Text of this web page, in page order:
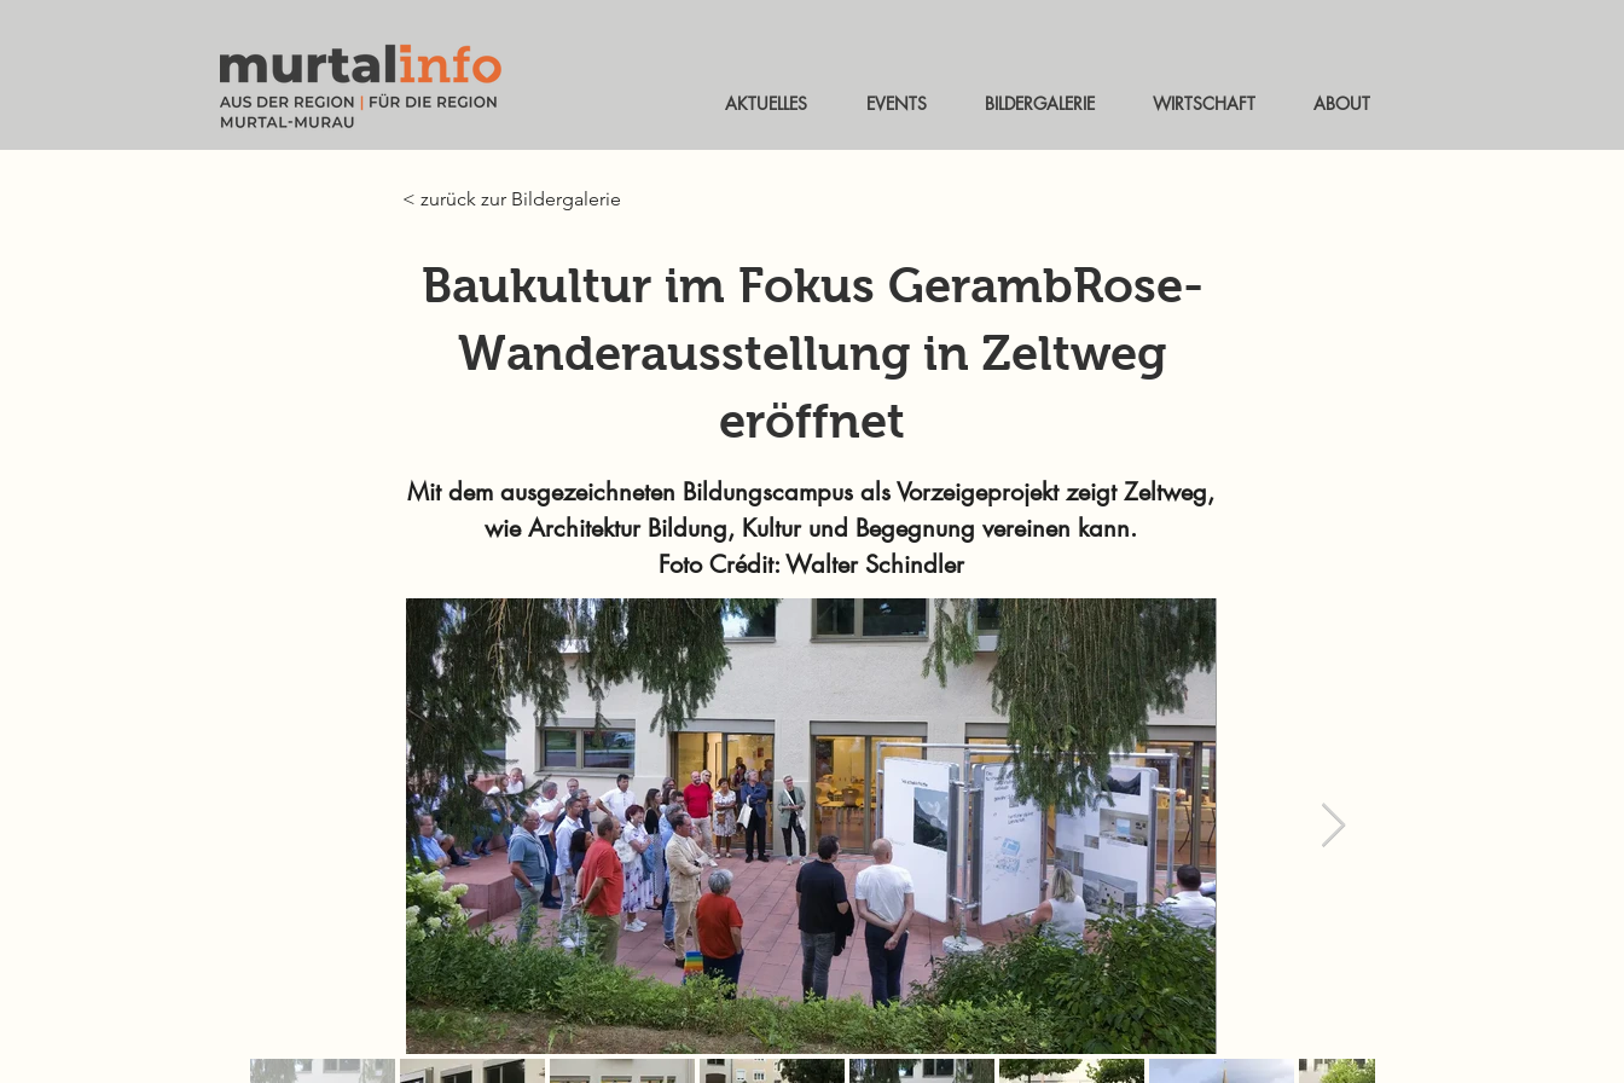
AKTUELLES EVENTS BILDERGALERIE WIRTSCHAFT ABOUT
< zurück zur Bildergalerie
Baukultur im Fokus GerambRose-
Wanderausstellung in Zeltweg
eröffnet
Mit dem ausgezeichneten Bildungscampus als Vorzeigeprojekt zeigt Zeltweg,
wie Architektur Bildung, Kultur und Begegnung vereinen kann.
Foto Crédit: Walter Schindler